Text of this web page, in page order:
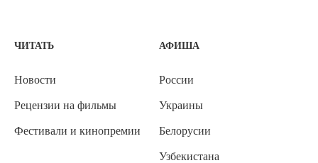
ЧИТАТЬ
Новости
Рецензии на фильмы
Фестивали и кинопремии
АФИША
России
Украины
Белорусии
Узбекистана